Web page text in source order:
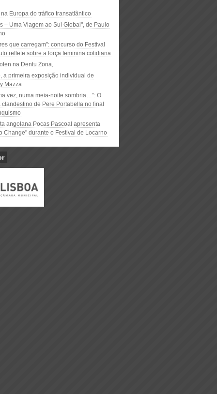
Europa do tráfico transatlântico
– Uma Viagem ao Sul Global", de Paulo
que carregam”: concurso do Festival
reflete sobre a força feminina cotidiana
na Dentu Zona,
a primeira exposição individual de
Mazza
vez, numa meia-noite sombria…”: O
clandestino de Pere Portabella no final
angolana Pocas Pascoal apresenta
Change" durante o Festival de Locarno